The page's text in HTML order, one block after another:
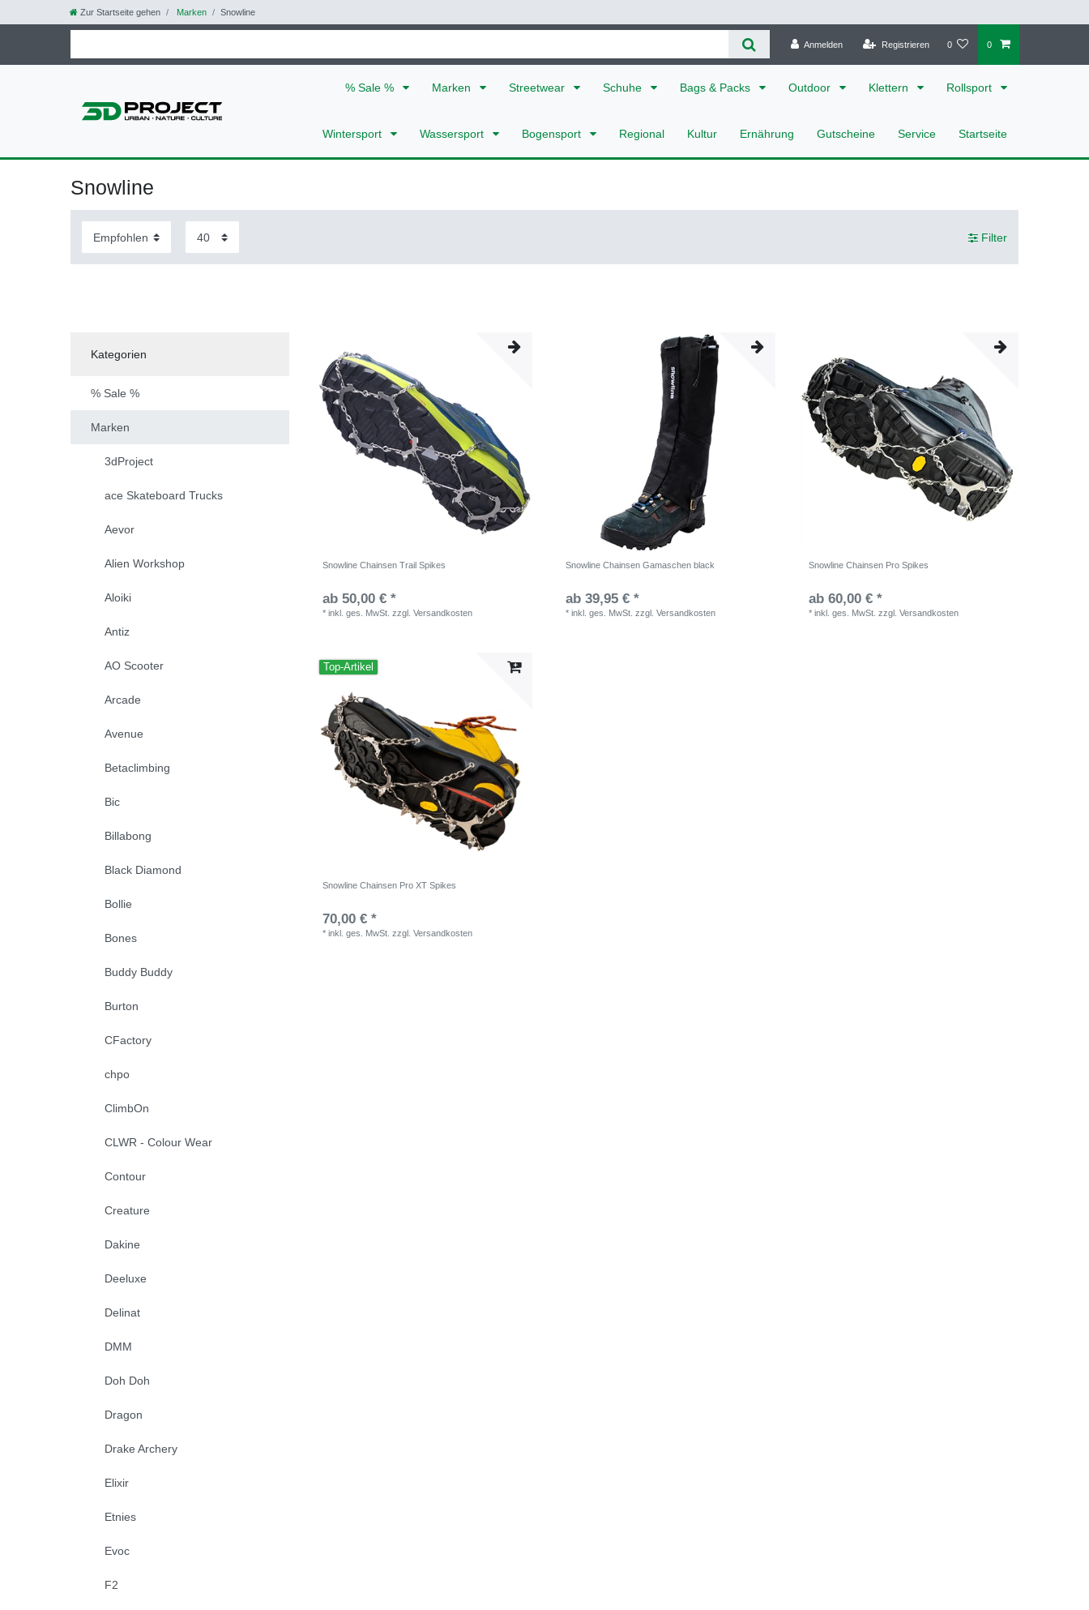
Zur Startseite gehen Marken Snowline
Anmelden Registrieren 0 0
% Sale % Marken Streetwear Schuhe Bags & Packs Outdoor Klettern Rollsport
Wintersport Wassersport Bogensport Regional Kultur Ernährung Gutscheine Service Startseite
Snowline
Filter
Kategorien
% Sale %
Marken
3dProject
ace Skateboard Trucks
Aevor
Alien Workshop
Aloiki
Antiz
AO Scooter
Arcade
Avenue
Betaclimbing
Bic
Billabong
Black Diamond
Bollie
Bones
Buddy Buddy
Burton
CFactory
chpo
ClimbOn
CLWR - Colour Wear
Contour
Creature
Dakine
Deeluxe
Delinat
DMM
Doh Doh
Dragon
Drake Archery
Elixir
Etnies
Evoc
F2
Snowline Chainsen Trail Spikes
ab 50,00 € *
*inkl. ges. MwSt. zzgl.Versandkosten
Snowline Chainsen Gamaschen black
ab 39,95 € *
*inkl. ges. MwSt. zzgl.Versandkosten
Snowline Chainsen Pro Spikes
ab 60,00 € *
*inkl. ges. MwSt. zzgl.Versandkosten
Top-Artikel
Snowline Chainsen Pro XT Spikes
70,00 € *
*inkl. ges. MwSt. zzgl.Versandkosten